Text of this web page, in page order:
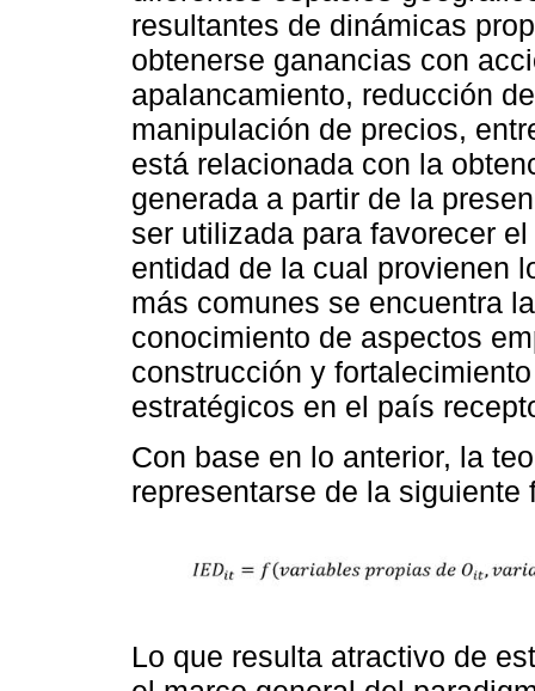
resultantes de dinámicas
obtenerse ganancias con
apalancamiento, reducción
manipulación de precios,
está relacionada con la
generada a partir de la
ser utilizada para favorecer
entidad de la cual provienen
más comunes se encuentra
conocimiento de aspectos
construcción y
estratégicos en el país
Con base en lo anterior, la
representarse de la siguiente
Lo que resulta atractivo de